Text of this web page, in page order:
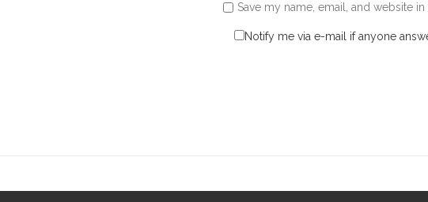
Save my name, email, and website
Notify me via e-mail if anyone